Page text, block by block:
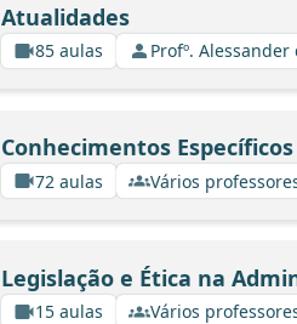
Atualidades
85 aulas Profº.
Conhecimentos Específicos
72 aulas Vários
Legislação e Ética na
15 aulas Vários